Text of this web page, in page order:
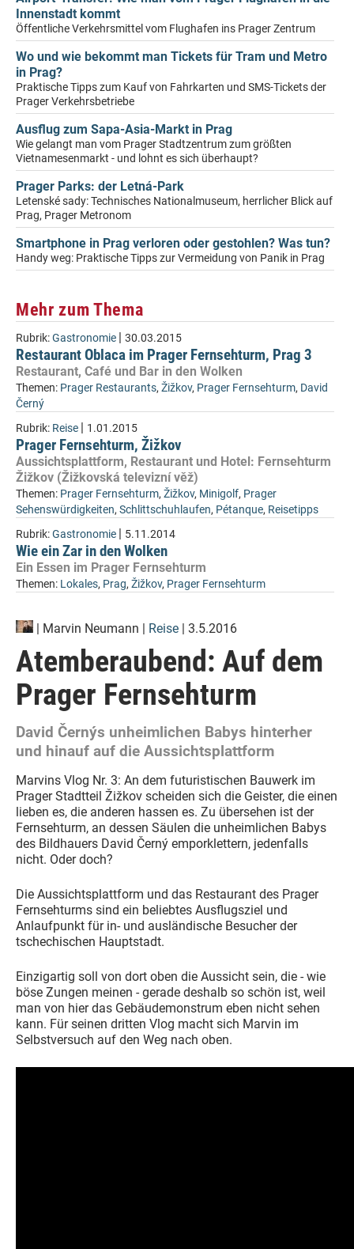
Innenstadt kommt
Öffentliche Verkehrsmittel vom Flughafen ins Prager Zentrum
Wo und wie bekommt man Tickets für Tram und Metro
in Prag?
Praktische Tipps zum Kauf von Fahrkarten und SMS-Tickets der
Prager Verkehrsbetriebe
Ausflug zum Sapa-Asia-Markt in Prag
Wie gelangt man vom Prager Stadtzentrum zum größten
Vietnamesenmarkt - und lohnt es sich überhaupt?
Prager Parks: der Letná-Park
Letenské sady: Technisches Nationalmuseum, herrlicher Blick auf
Prag, Prager Metronom
Smartphone in Prag verloren oder gestohlen? Was tun?
Handy weg: Praktische Tipps zur Vermeidung von Panik in Prag
Mehr zum Thema
Rubrik:Gastronomie | 30.03.2015
Restaurant Oblaca im Prager Fernsehturm, Prag 3
Restaurant, Café und Bar in den Wolken
Themen: Prager Restaurants, Žižkov, Prager Fernsehturm, David
Černý
Rubrik: Reise | 1.01.2015
Prager Fernsehturm, Žižkov
Aussichtsplattform, Restaurant und Hotel: Fernsehturm
Žižkov (Žižkovská televizní věž)
Themen: Prager Fernsehturm, Žižkov, Minigolf, Prager
Sehenswürdigkeiten, Schlittschuhlaufen, Pétanque, Reisetipps
Rubrik:Gastronomie | 5.11.2014
Wie ein Zar in den Wolken
Ein Essen im Prager Fernsehturm
Themen: Lokales, Prag, Žižkov, Prager Fernsehturm
| Marvin Neumann | Reise | 3.5.2016
Atemberaubend: Auf dem
Prager Fernsehturm
David Černýs unheimlichen Babys hinterher
und hinauf auf die Aussichtsplattform
Marvins Vlog Nr. 3: An dem futuristischen Bauwerk im
Prager Stadtteil Žižkov scheiden sich die Geister, die einen
lieben es, die anderen hassen es. Zu übersehen ist der
Fernsehturm, an dessen Säulen die unheimlichen Babys
des Bildhauers David Černý emporklettern, jedenfalls
nicht. Oder doch?
Die Aussichtsplattform und das Restaurant des Prager
Fernsehturms sind ein beliebtes Ausflugsziel und
Anlaufpunkt für in- und ausländische Besucher der
tschechischen Hauptstadt.
Einzigartig soll von dort oben die Aussicht sein, die - wie
böse Zungen meinen - gerade deshalb so schön ist, weil
man von hier das Gebäudemonstrum eben nicht sehen
kann. Für seinen dritten Vlog macht sich Marvin im
Selbstversuch auf den Weg nach oben.